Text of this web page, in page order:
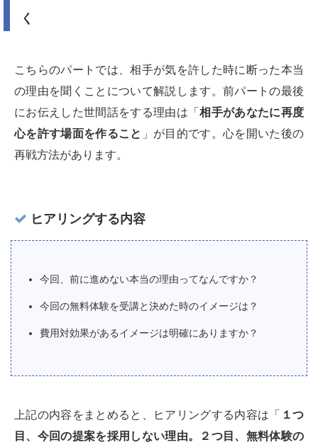
く
こちらのパートでは、相手が気を許した時に断った本当
の理由を聞くことについて解説します。前パートの最後
にお伝えした世間話をする理由は「相手があなたに再度
心を許す場面を作ること 」が目的です。心を開いた後の
再戦方法があります。
ヒアリングする内容
今回、前に進めない本当の理由ってなんですか？
今回の無料体験を受講と決めた時のイメージは？
費用対効果があるイメージは明確にありますか？
上記の内容をまとめると、ヒアリングする内容は「
１つ
目、今回の提案を採用しない理由。２つ目、無料体験の